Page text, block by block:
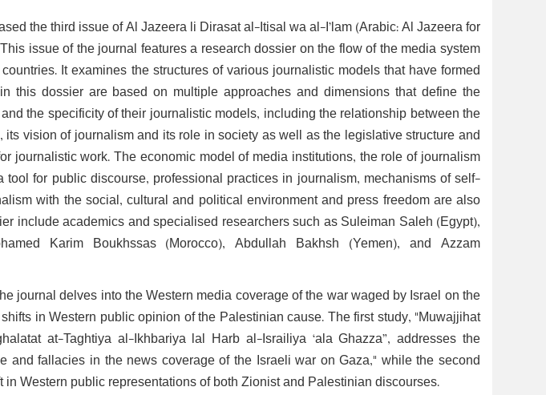
the third issue of Al Jazeera li Dirasat al-Itisal wa al-I’lam (Arabic: Al Jazeera for
issue of the journal features a research dossier on the flow of the media system
It examines the structures of various journalistic models that have formed
this dossier are based on multiple approaches and dimensions that define the
the specificity of their journalistic models, including the relationship between the
vision of journalism and its role in society as well as the legislative structure and
journalistic work. The economic model of media institutions, the role of journalism
for public discourse, professional practices in journalism, mechanisms of self-
with the social, cultural and political environment and press freedom are also
include academics and specialised researchers such as Suleiman Saleh (Egypt),
Karim Boukhssas (Morocco), Abdullah Bakhsh (Yemen), and Azzam
journal delves into the Western media coverage of the war waged by Israel on the
in Western public opinion of the Palestinian cause. The first study, "Muwajjihat
at-Taghtiya al-Ikhbariya lal Harb al-Israiliya ‘ala Ghazza”, addresses the
and fallacies in the news coverage of the Israeli war on Gaza," while the second
Western public representations of both Zionist and Palestinian discourses.